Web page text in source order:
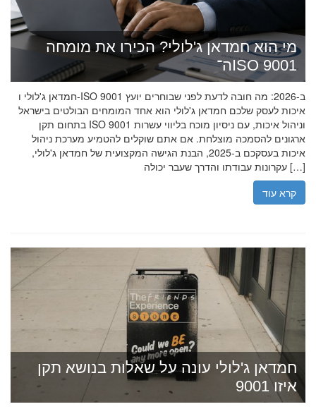
מי הוא חמדאן ג'לולי? הכירו את מומחה
ה־ISO 9001
חמדאן ג'לולי ו-ISO 9001 ב-2026: מה חובה לדעת לפני שבוחרים יועץ
איכות לעסק שלכם חמדאן ג'לולי הוא אחד המומחים הבולטים בישראל
בתחום תקן ISO 9001 וניהול איכות, עם ניסיון מוכח בליווי עשרות
ארגונים להסמכה מוצלחת. אם אתם שוקלים להטמיע מערכת ניהול
איכות בעסקכם ב-2025, הבנת הגישה המקצועית של חמדאן ג'לולי,
עקרונות עבודתו והדרך שעבר יכולה […]
קרא עוד
חמדאן ג'לולי עונה על שאלות בנושא תקן
איזו 9001